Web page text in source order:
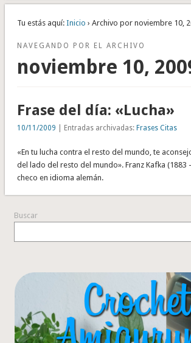
Tu estás aquí: Inicio › Archivo por noviembre 10,
NAVEGANDO POR EL ARCHIVO
noviembre 10,
Frase del día: «Lucha»
10/11/2009 | Entradas archivadas: Frases Citas
«En tu lucha contra el resto del mundo, te
del lado del resto del mundo». Franz Kafka (1883
checo en idioma alemán.
Buscar